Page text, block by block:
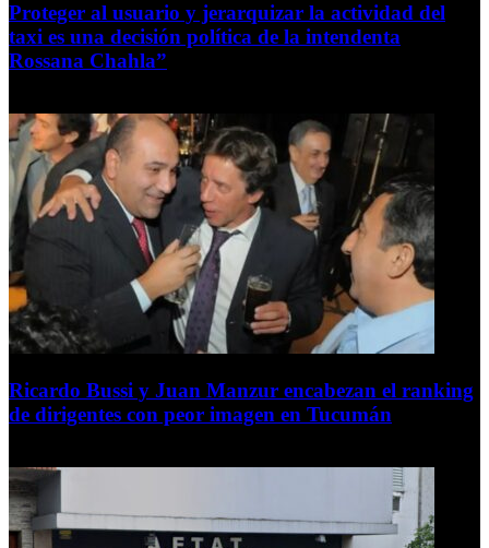
Proteger al usuario y jerarquizar la actividad del
taxi es una decisión política de la intendenta
Rossana Chahla”
Ricardo Bussi y Juan Manzur encabezan el ranking
de dirigentes con peor imagen en Tucumán